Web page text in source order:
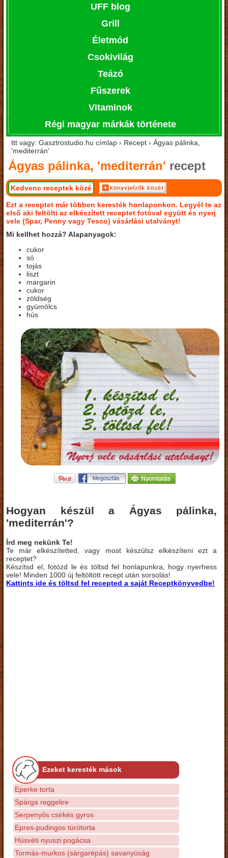
UFF blog
Grill
Életmód
Csokivilág
Teázó
Fűszerek
Vitaminok
Régi magyar márkák története
Itt vagy: Gasztrostudio.hu címlap › Recept › Ágyas pálinka,
'mediterrán'
Ágyas pálinka, 'mediterrán' recept
Kedvenc receptek közé
Ezt a receptet már többen keresték honlaponkon. Legyél te az
első aki feltölti az elkészített receptet fotóval együtt és nyerj
vele (Spar, Penny vagy Tesco) vásárlási utalványt!
Mi kellhet hozzá? Alapanyagok:
cukor
só
tojás
liszt
margarin
cukor
zöldség
gyümölcs
hús
Hogyan készül a Ágyas pálinka,
'mediterrán'?
Írd meg nekünk Te!
Te már elkészítetted, vagy most készülsz elkészíteni ezt a
receptet?
Készítsd el, fotózd le és töltsd fel honlapunkra, hogy nyerhess
vele! Minden 1000 új feltöltött recept után sorsolás!
Kattints ide és töltsd fel recepted a saját Receptkönyvedbe!
Ezeket keresték mások
Eperke torta
Spárga reggelire
Serpenyős csirkés gyros
Epres-pudingos túrótorta
Húsvéti nyuszi pogácsa
Tormás-murkos (sárgarépás) savanyúság